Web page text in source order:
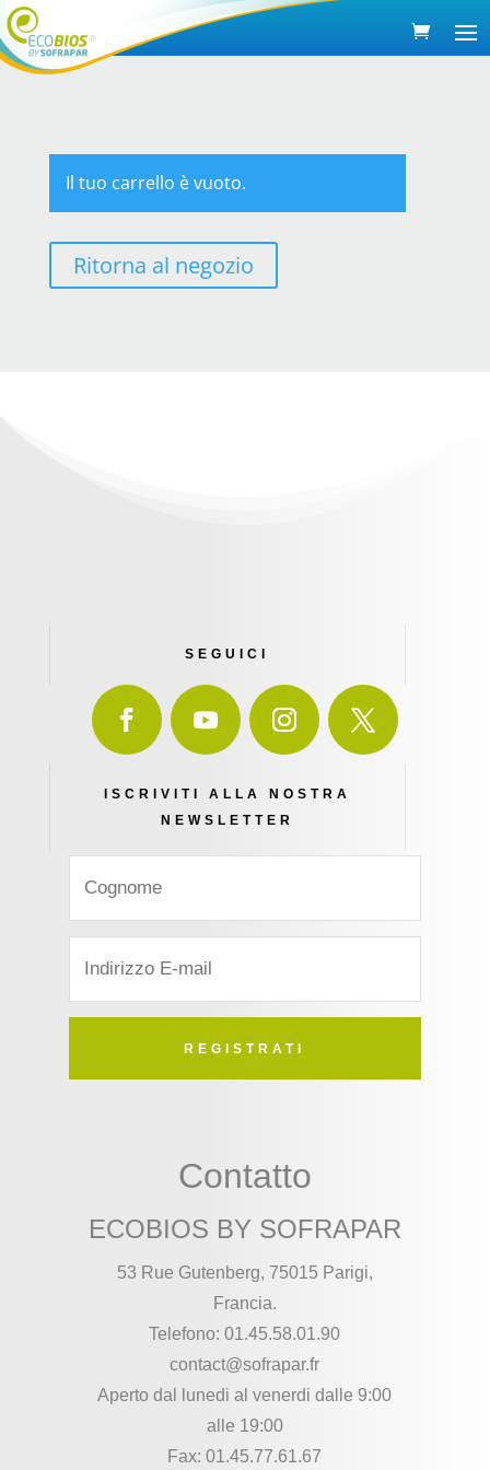
Il tuo carrello è vuoto.
Ritorna al negozio
SEGUICI
ISCRIVITI ALLA NOSTRA
NEWSLETTER
REGISTRATI
Contatto
ECOBIOS BY SOFRAPAR
53 Rue Gutenberg, 75015 Parigi,
Francia.
Telefono: 01.45.58.01.90
contact@sofrapar.fr
Aperto dal lunedi al venerdi dalle 9:00
alle 19:00
Fax: 01.45.77.61.67